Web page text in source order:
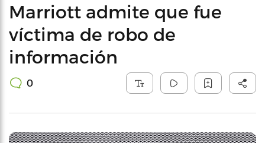
Marriott admite que fue
víctima de robo de
información
0